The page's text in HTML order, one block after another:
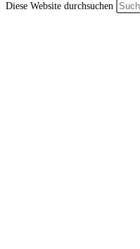
Diese Website durchsuchen